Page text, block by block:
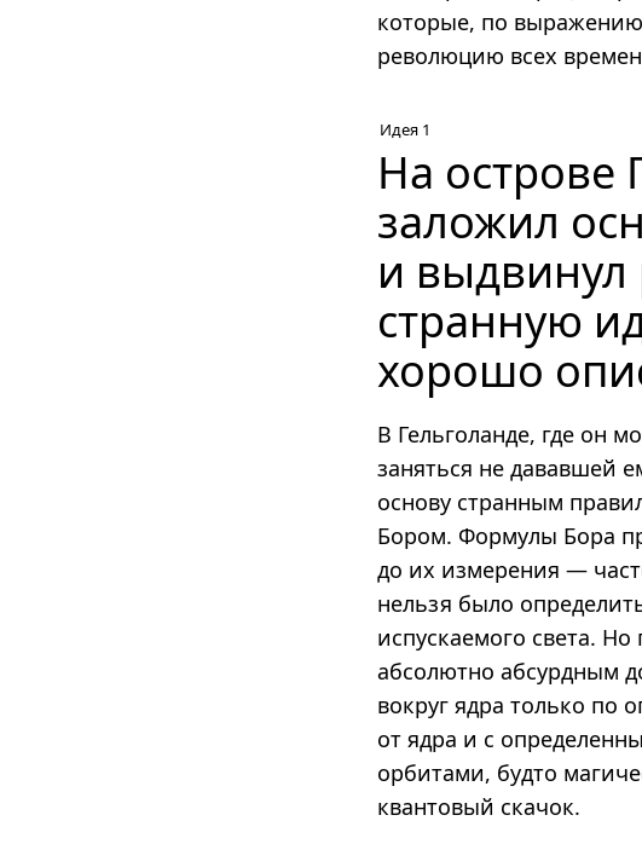
которые, по
революцию всех
Идея 1
На острове
заложил
и
странную
хорошо
В Гельголанде, где он
заняться не дававшей
основу странным
Бором. Формулы Бора
до их измерения —
нельзя было
испускаемого света.
абсолютно абсурдным
вокруг ядра только по
от ядра и с
орбитами, будто
квантовый скачок.